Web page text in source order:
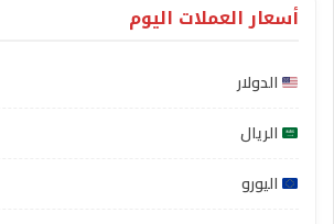
أسعار العملات اليوم
الدولار
الريال
اليورو